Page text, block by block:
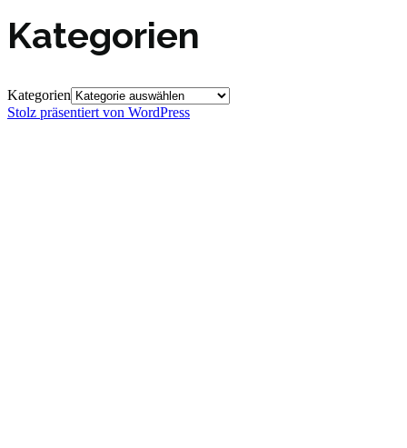
Kategorien
Kategorien
Stolz präsentiert von WordPress